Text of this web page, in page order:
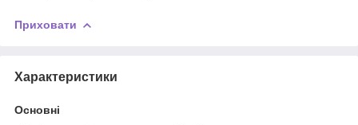
Приховати
Характеристики
Основні